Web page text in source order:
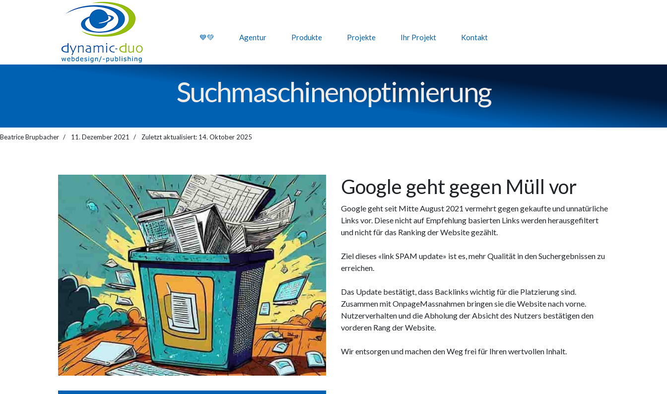
💙💚 Agentur Produkte Projekte Ihr Projekt Kontakt
Suchmaschinen­optimierung
Beatrice Brupbacher 11. Dezember 2021 Zuletzt aktualisiert: 14. Oktober 2025
Google geht gegen Müll vor
Google geht seit Mitte August 2021 vermehrt gegen gekaufte und unnatürliche
Links vor. Diese nicht auf Empfehlung basierten Links werden herausgefiltert
und nicht für das Ranking der Website gezählt.
Ziel dieses «link SPAM update» ist es, mehr Qualität in den Suchergebnissen zu
erreichen.
Das Update bestätigt, dass Backlinks wichtig für die Platzierung sind.
Zusammen mit OnpageMassnahmen bringen sie die Website nach vorne.
Nutzerverhalten und die Abholung der Absicht des Nutzers bestätigen den
vorderen Rang der Website.
Wir entsorgen und machen den Weg frei für Ihren wertvollen Inhalt.